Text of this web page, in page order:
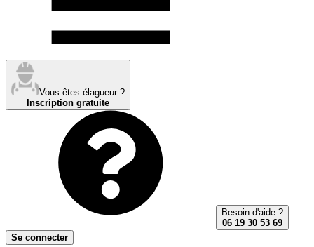
Vous êtes élagueur ?
Inscription gratuite
Besoin d'aide ?
06 19 30 53 69
Se connecter